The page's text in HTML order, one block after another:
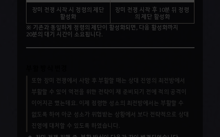
장미 전쟁 시작 시 정령의 제단
활성화
장미 전쟁 시작 후 10분 뒤 정령
의 제단 활성화
※ 기존과 동일하게 정령의 제단이 활성화되면, 다음 활성화까지
20분의 대기 시간이 소요됩니다.
또한 장미 전쟁에서 사망 후 부활할 때는 상대 진영의 최전방에서
부활할 수 있어 역전을 위한 전략이 채 준비되기 전에 적의 공격이
이어지곤 했는데요. 이제 점령한 성소의 최전방에서는 부활할 수
없도록 하여 아군 성소가 위협받는 상황에서 보다 전략적으로 상대
진영에 대처할 수 있도록 하였습니다.